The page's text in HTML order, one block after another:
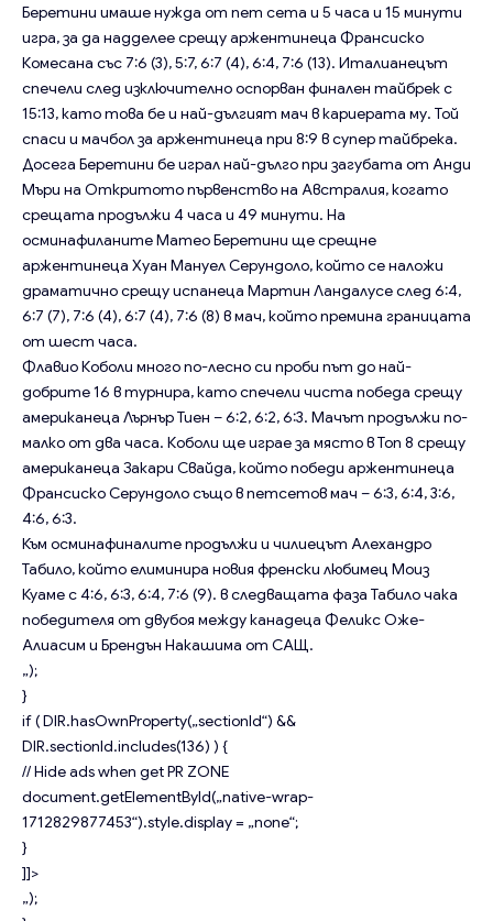
Беретини имаше нужда от пет сета и 5 часа и 15 минути
игра, за да надделее срещу аржентинеца Франсиско
Комесана със 7:6 (3), 5:7, 6:7 (4), 6:4, 7:6 (13). Италианецът
спечели след изключително оспорван финален тайбрек с
15:13, като това бе и най-дългият мач в кариерата му. Той
спаси и мачбол за аржентинеца при 8:9 в супер тайбрека.
Досега Беретини бе играл най-дълго при загубата от Анди
Мъри на Откритото първенство на Австралия, когато
срещата продължи 4 часа и 49 минути. На
осминафиланите Матео Беретини ще срещне
аржентинеца Хуан Мануел Серундоло, който се наложи
драматично срещу испанеца Мартин Ландалусе след 6:4,
6:7 (7), 7:6 (4), 6:7 (4), 7:6 (8) в мач, който премина границата
от шест часа.
Флавио Коболи много по-лесно си проби път до най-
добрите 16 в турнира, като спечели чиста победа срещу
американеца Лърнър Тиен – 6:2, 6:2, 6:3. Мачът продължи по-
малко от два часа. Коболи ще играе за място в Топ 8 срещу
американеца Закари Свайда, който победи аржентинеца
Франсиско Серундоло също в петсетов мач – 6:3, 6:4, 3:6,
4:6, 6:3.
Към осминафиналите продължи и чилиецът Алехандро
Табило, който елиминира новия френски любимец Моиз
Куаме с 4:6, 6:3, 6:4, 7:6 (9). в следващата фаза Табило чака
победителя от двубоя между канадеца Феликс Оже-
Алиасим и Брендън Накашима от САЩ.
„);
}
if ( DIR.hasOwnProperty(„sectionId“) &&
DIR.sectionId.includes(136) ) {
// Hide ads when get PR ZONE
document.getElementById(„native-wrap-
1712829877453“).style.display = „none“;
}
]]>
„);